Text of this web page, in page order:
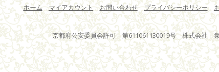
ホーム マイアカウント お問い合わせ プライバシーポリシー
京都府公安委員会許可 第611061130019号 株式会社